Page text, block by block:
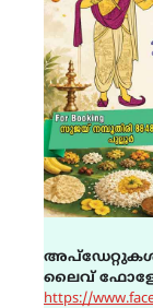
അപ്ഡേറ്റുകൾ
ലൈവ്
https://